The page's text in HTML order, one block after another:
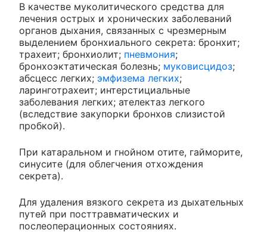
В качестве муколитического средства для
лечения острых и хронических заболеваний
органов дыхания, связанных с чрезмерным
выделением бронхиального секрета: бронхит;
трахеит; бронхиолит; пневмония;
бронхоэктатическая болезнь; муковисцидоз;
абсцесс легких; эмфизема легких;
ларинготрахеит; интерстициальные
заболевания легких; ателектаз легкого
(вследствие закупорки бронхов слизистой
пробкой).
При катаральном и гнойном отите, гайморите,
синусите (для облегчения отхождения
секрета).
Для удаления вязкого секрета из дыхательных
путей при посттравматических и
послеоперационных состояниях.